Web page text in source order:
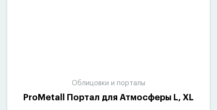
Облицовки и порталы
ProMetall Портал для Атмосферы L, XL